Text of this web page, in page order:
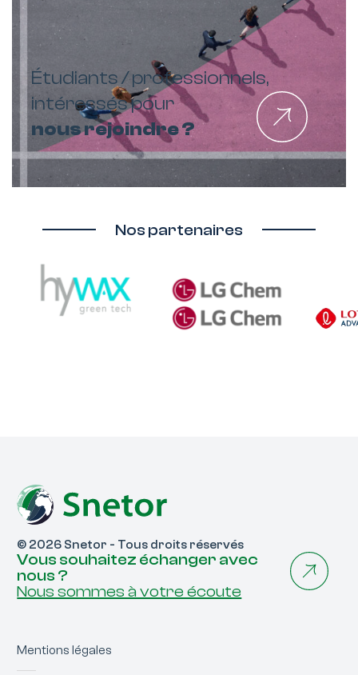
Étudiants / professionnels,
intéressés pour
nous rejoindre ?
Nos partenaires
© 2026 Snetor - Tous droits réservés
Vous souhaitez échanger avec
nous ?
Nous sommes à votre écoute
Mentions légales